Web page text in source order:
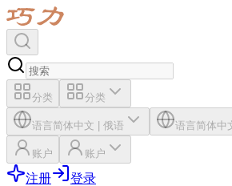
分类 分类
语言简体中文 | 俄语 语言简体中
账户 账户
注册 登录